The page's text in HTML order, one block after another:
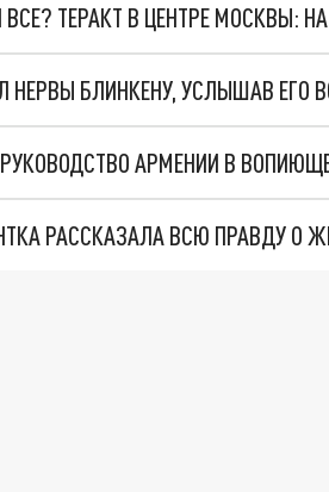
ТЕРАКТ В ЦЕНТРЕ МОСКВЫ: